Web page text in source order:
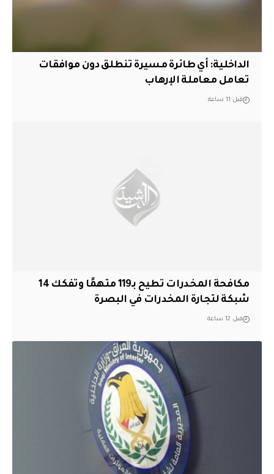
الداخلية: أي طائرة مسيرة تنطلق دون موافقات
تعامل معاملة الإرهاب
قبل 11 ساعة
مكافحة المخدرات تطيح بـ119 متهمًا وتفكك 14
شبكة لتجارة المخدرات في البصرة
قبل 12 ساعة